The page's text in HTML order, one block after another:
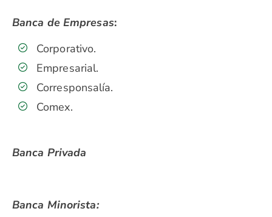
Banca de Empresas:
Corporativo.
Empresarial.
Corresponsalía.
Comex.
Banca Privada
Banca Minorista: